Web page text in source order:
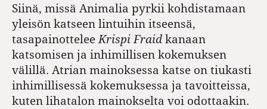
Siinä, missä Animalia pyrkii kohdistamaan
yleisön katseen lintuihin itseensä,
tasapainotteleeKrispi Fraid kanaan
katsomisen ja inhimillisen kokemuksen
välillä. Atrian mainoksessa katse on tiukasti
inhimillisessä kokemuksessa ja tavoitteissa,
kuten lihatalon mainokselta voi odottaakin.